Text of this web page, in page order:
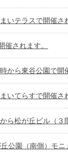
いテラスで開催さ
催されます。
から東谷公園で開
いてらすで開催さ
ら松が丘ビル（３
公園（南側）モニ